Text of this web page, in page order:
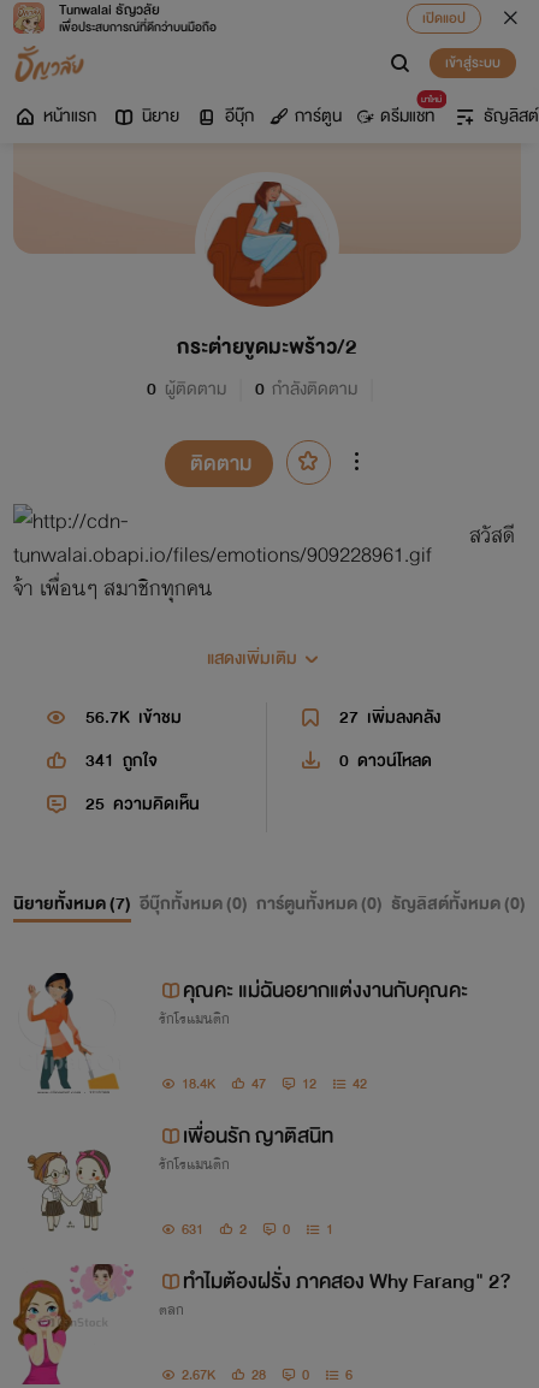
Tunwalai ธัญวลัย
เพื่อประสบการณ์ที่ดีกว่าบนมือถือ
เปิดแอป
เข้าสู่ระบบ
หน้าแรก นิยาย อีบุ๊ก การ์ตูน
มาใหม่
ดรีมแชท ธัญลิสต์
กระต่ายขูดมะพร้าว/2
0 ผู้ติดตาม 0 กำลังติดตาม
ติดตาม
สวัสดี
จ้า เพื่อนๆ สมาชิกทุกคน
มะพร้าว" แต่ว่าขาดการติดต่อกับเวปธัญวลัยไปเกือบ 1 ปีเต็มๆ
โดยไม่รู้เลยว่าทางเวปได้มีการเปลี่ยนระบบใหม่ เรามีปัญหาใน
สิทธิ์ ลงนิยายและบทความที่เคยลงไว้เดิมในนามปากกา
"กระต่ายขูดมะพร้าว" โดยใช้นามปากกาใหม่ว่า
เราใช้ชีวิตอยู่ต่างแดนไกล กับครอบครัวเล็ก ๆ สามคนพ่อ แม่
เราฝันอยากเป็นนักเขียน แต่ว่ายังคงวิ่งตามความฝันอยู่เพราะว่า
มันไม่ง่าย
เรายังต้องทำหน้าที่ แม่ ภรรยา นักศึกษา และทำงานพิเศษเพื่อ
เราเป็นคนชอบจด ชอบอ่าน ชอบเขียน ชอบฝัน ชอบพูดคนเดียว
ชอบดูหนังฟังเพลง
เราพยายามจะเขียน และก็อ่านบทความ อ่านนิยาย เพื่อหาข้อมูล
ในการเขียนนิยายและ บทความ เราไม่ค่อยได้ดูหนังไทยเพราะว่า
มันหาดูยาก ส่วนใหญ่ก็เป็นหนังเทศเสียมากกว่า
ฝากตัวด้วยนะคะ
แสดงเพิ่มเติม
56.7K เข้าชม 27 เพิ่มลงคลัง
341 ถูกใจ 0 ดาวน์โหลด
25 ความคิดเห็น
นิยายทั้งหมด (7) อีบุ๊กทั้งหมด (0) การ์ตูนทั้งหมด (0) ธัญลิสต์ทั้งหมด (0)
คุณคะ แม่ฉันอยากแต่งงานกับคุณคะ
รักโรแมนติก
18.4K 47 12 42
เพื่อนรัก ญาติสนิท
รักโรแมนติก
631 2 0 1
ทำไมต้องฝรั่ง ภาคสอง Why Farang" 2?
ตลก
2.67K 28 0 6